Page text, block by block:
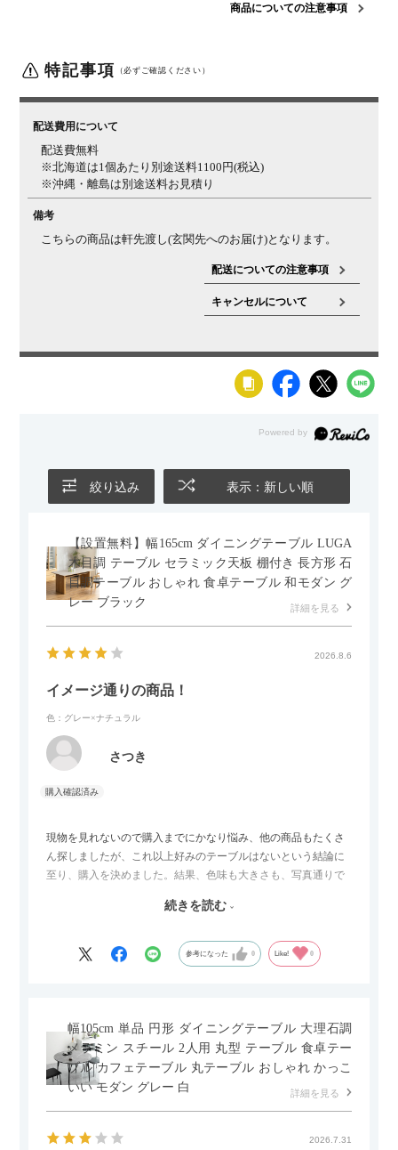
仕様(付属電
球)
電球 / LED普通球
7W明るさ / 810lm(白熱60W相当)色温度 / 2400K(電球
梱包数
梱包サイズ 幅307×奥行196×高さ105mm
梱包重量
組み立て お客様組立品
コード調節器
LED電球対応壁スイッチタイプ(点灯→消灯)
商品についての注意事項
特記事項 （必ずご確認ください）
配送費用について
配送費無料
※北海道は1個あたり別途送料1100円(税込)
※沖縄・離島は別途送料お見積り
備考
こちらの商品は軒先渡し(玄関先へのお届け)となります。
配送についての注意事項
キャンセルについて
絞り込み 表示：新しい順
【設置無料】幅165cm ダイニングテーブル LUGA
木目調 テーブル セラミック天板 棚付き 長方形 石
目調テーブル おしゃれ 食卓テーブル 和モダン グ
レー ブラック
詳細を見る
2026.8.6
イメージ通りの商品！
色：グレー×ナチュラル
さつき
現物を見れないので購入までにかなり悩み、他の商品もたくさ
ん探しましたが、これ以上好みのテーブルはないという結論に
至り、購入を決めました。結果、色味も大きさも、写真通りで
セラミック天板が思った以上に滑りが良く、汚れも拭きやすい
はいけないかもしれません。天板が冷たいので冬にどうなるの
かなというのも気になります。
続きを読む
参考になった 0 Like! 0
幅105cm 単品 円形 ダイニングテーブル 大理石調
メラミン スチール 2人用 丸型 テーブル 食卓テー
ブル カフェテーブル 丸テーブル おしゃれ かっこ
いい モダン グレー 白
詳細を見る
2026.7.31